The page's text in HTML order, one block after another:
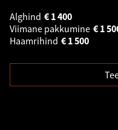
Alghind
1 400
€
Viimane pakkumine
1
€
Haamrihind
1 500
€